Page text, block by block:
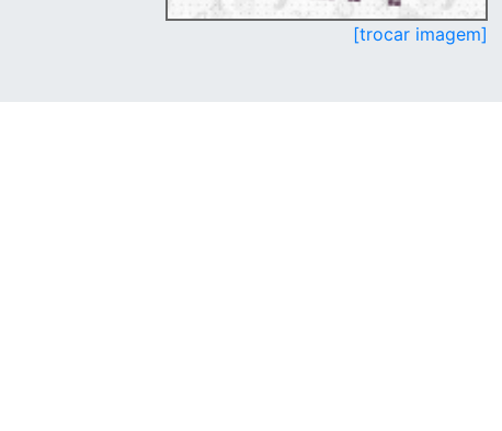
[trocar imagem]